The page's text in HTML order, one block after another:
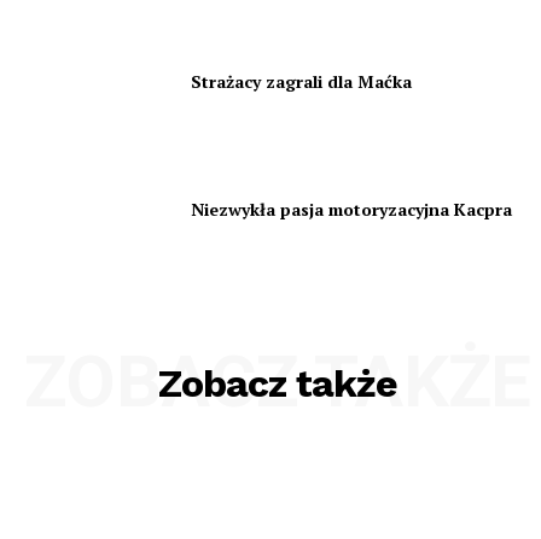
Strażacy zagrali dla Maćka
Niezwykła pasja motoryzacyjna Kacpra
Zobacz także
ZOBACZ TAKŻE